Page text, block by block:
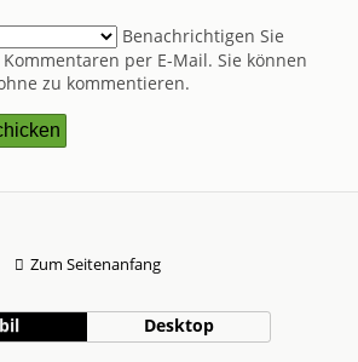
Benachrichtigen Sie
per E-Mail. Sie können
zu kommentieren.
Zum Seitenanfang
Desktop